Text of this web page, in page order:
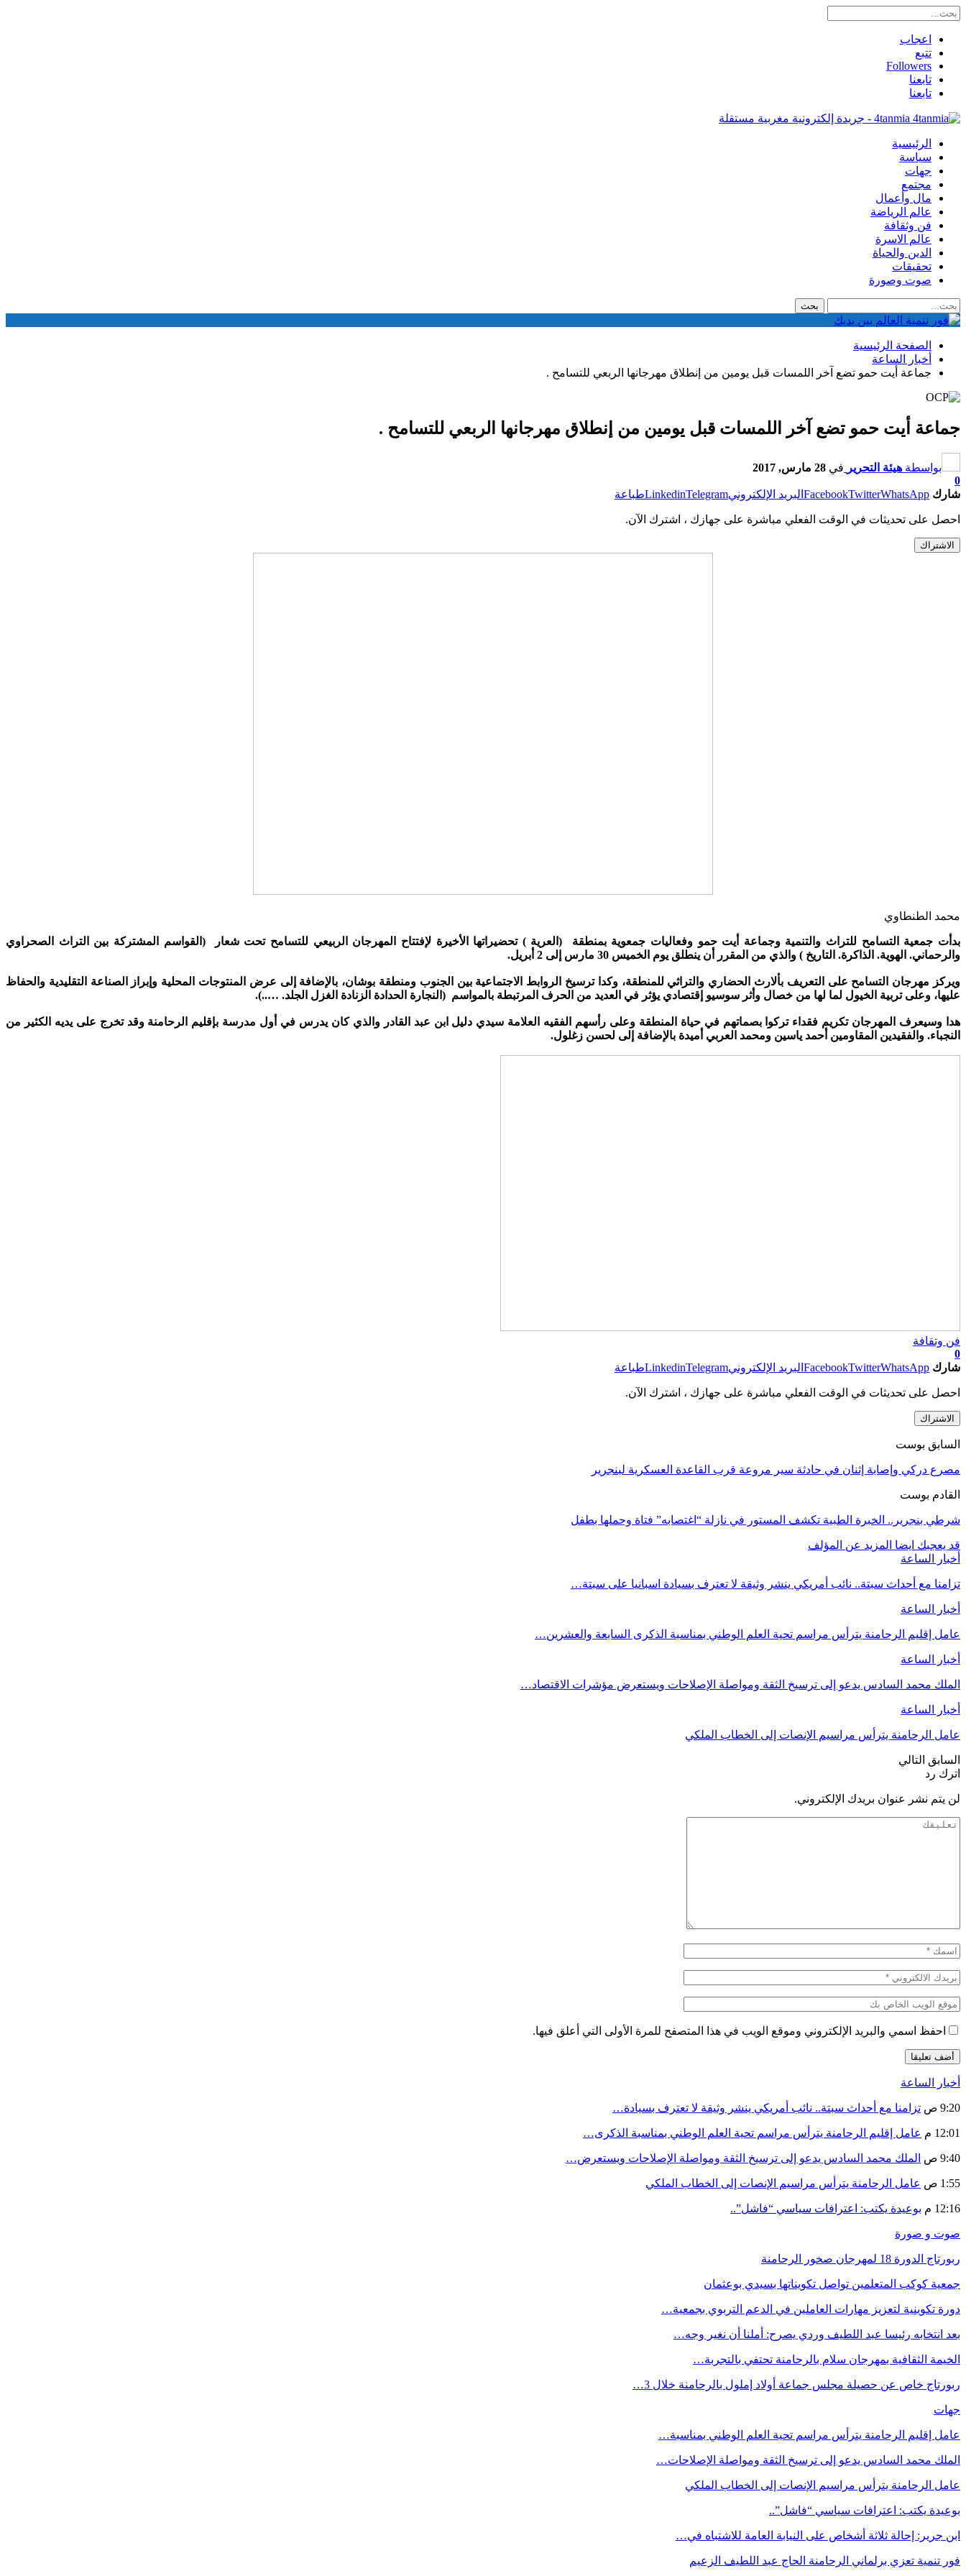
اعجاب
تتبع
Followers
تابعنا
تابعنا
4tanmia - جريدة إلكترونية مغربية مستقلة
الرئيسية
سياسة
جهات
مجتمع
مال وأعمال
عالم الرياضة
فن وثقافة
عالم الاسرة
الدين والحياة
تحقيقات
صوت وصورة
الصفحة الرئيسية
أخبار الساعة
جماعة أيت حمو تضع آخر اللمسات قبل يومين من إنطلاق مهرجانها الربعي للتسامح .
جماعة أيت حمو تضع آخر اللمسات قبل يومين من إنطلاق مهرجانها الربعي للتسامح .
بواسطة هيئة التحرير في 28 مارس, 2017
0
شارك
FacebookTwitterWhatsApp البريد الإلكتروني LinkedinTelegram طباعة
احصل على تحديثات في الوقت الفعلي مباشرة على جهازك ، اشترك الآن.
الاشتراك
محمد الطنطاوي
بدأت جمعية التسامح للتراث والتنمية وجماعة أيت حمو وفعاليات جمعوية بمنطقة (العرية ) تحضيراتها الأخيرة لإفتتاح المهرجان الربيعي للتسامح تحت شعار (القواسم المشتركة بين التراث الصحراوي
والرحماني. الهوية. الذاكرة. التاريخ ) والذي من المقرر أن ينطلق يوم الخميس 30 مارس إلى 2 أبريل.
ويركز مهرجان التسامح على التعريف بألارث الحضاري والتراثي للمنطقة، وكدا ترسيخ الروابط الاجتماعية بين الجنوب ومنطقة بوشان، بالإضافة إلى عرض المنتوجات المحلية وإبراز الصناعة التقليدية والحفاظ
عليها، وعلى تربية الخيول لما لها من خصال وأثر سوسيو إقتصادي يؤثر في العديد من الحرف المرتبطة بالمواسم (النجارة الحدادة الزنادة الغزل الجلد. …..).
هدا وسيعرف المهرجان تكريم فقداء تركوا بصماتهم في حياة المنطقة وعلى رأسهم الفقيه العلامة سيدي دليل ابن عبد القادر والذي كان يدرس في أول مدرسة بإقليم الرحامنة وقد تخرج على يديه الكثير من
النجباء. والفقيدين المقاومين أحمد ياسين ومحمد العربي أميدة بالإضافة إلى لحسن زغلول.
فن وتقافة
0
شارك
FacebookTwitterWhatsApp البريد الإلكتروني LinkedinTelegram طباعة
احصل على تحديثات في الوقت الفعلي مباشرة على جهازك ، اشترك الآن.
الاشتراك
السابق بوست
مصرع دركي وإصابة إثنان في حادثة سير مروعة قرب القاعدة العسكرية لبنجرير
القادم بوست
شرطي بنجرير.. الخبرة الطبية تكشف المستور في نازلة “اغتصابه” فتاة وحملها بطفل
قد يعجبك ايضا المزيد عن المؤلف
أخبار الساعة
تزامنا مع أحداث سبتة.. نائب أمريكي ينشر وثيقة لا تعترف بسيادة اسبانيا على سبتة…
أخبار الساعة
عامل إقليم الرحامنة يترأس مراسم تحية العلم الوطني بمناسبة الذكرى السابعة والعشرين…
أخبار الساعة
الملك محمد السادس يدعو إلى ترسيخ الثقة ومواصلة الإصلاحات ويستعرض مؤشرات الاقتصاد…
أخبار الساعة
عامل الرحامنة يترأس مراسيم الإنصات إلى الخطاب الملكي
السابق التالي
اترك رد
لن يتم نشر عنوان بريدك الإلكتروني.
احفظ اسمي والبريد الإلكتروني وموقع الويب في هذا المتصفح للمرة الأولى التي أعلق فيها.
أخبار الساعة
9:20 ص تزامنا مع أحداث سبتة.. نائب أمريكي ينشر وثيقة لا تعترف بسيادة…
12:01 م عامل إقليم الرحامنة يترأس مراسم تحية العلم الوطني بمناسبة الذكرى…
9:40 ص الملك محمد السادس يدعو إلى ترسيخ الثقة ومواصلة الإصلاحات ويستعرض…
1:55 ص عامل الرحامنة يترأس مراسيم الإنصات إلى الخطاب الملكي
12:16 م بوعيدة يكتب: اعترافات سياسي “فاشل”..
صوت و صورة
ربورتاج الدورة 18 لمهرجان صخور الرحامنة
جمعية كوكب المتعلمين تواصل تكويناتها بسيدي بوعثمان
دورة تكوينية لتعزيز مهارات العاملين في الدعم التربوي بجمعية…
بعد انتخابه رئيسا عبد اللطيف وردي يصرح: أملنا أن نغير وجه…
الخيمة الثقافية بمهرجان سلام بالرحامنة تحتفي بالتجربة…
ربورتاج خاص عن حصيلة مجلس جماعة أولاد إملول بالرحامنة خلال 3…
جهات
عامل إقليم الرحامنة يترأس مراسم تحية العلم الوطني بمناسبة…
الملك محمد السادس يدعو إلى ترسيخ الثقة ومواصلة الإصلاحات…
عامل الرحامنة يترأس مراسيم الإنصات إلى الخطاب الملكي
بوعيدة يكتب: اعترافات سياسي “فاشل”..
ابن جرير: إحالة ثلاثة أشخاص على النيابة العامة للاشتباه في…
فور تنمية تعزي برلماني الرحامنة الحاج عبد اللطيف الزعيم